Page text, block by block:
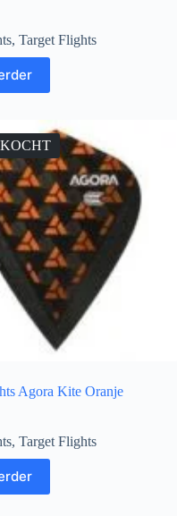
, Target Flights
Agora Kite Oranje
, Target Flights